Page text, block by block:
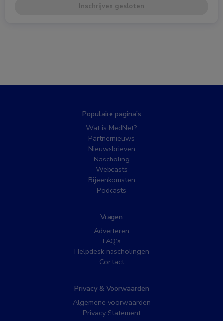
Inschrijven gesloten
Populaire pagina’s
Wat is MedNet?
Partnernieuws
Nieuwsbrieven
Nascholing
Webcasts
Bijeenkomsten
Podcasts
Vragen
Adverteren
FAQ’s
Helpdesk nascholingen
Contact
Privacy & Voorwaarden
Algemene voorwaarden
Privacy Statement